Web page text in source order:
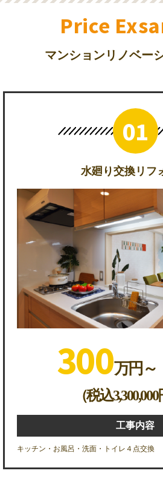
Price
マンションリノベー
水廻り交換リフ
300万円～
（税込3,300,000
工事内容
キッチン・お風呂・洗面・トイレ４点交換